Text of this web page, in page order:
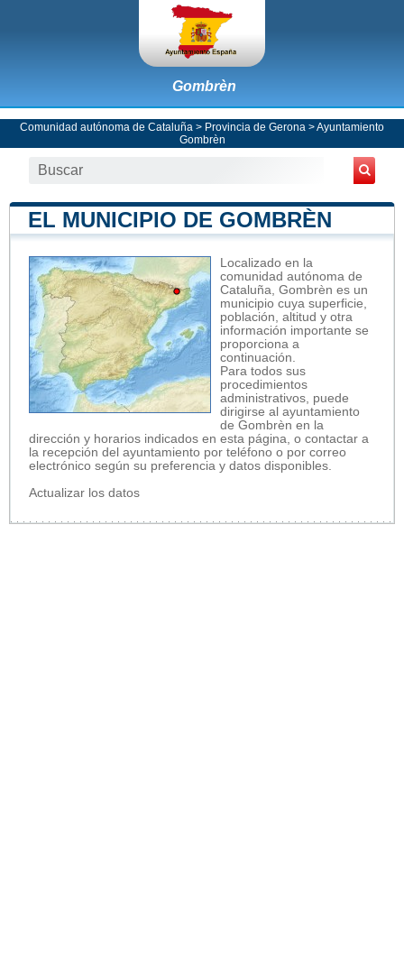
Gombrèn
Comunidad autónoma de Cataluña > Provincia de Gerona >Ayuntamiento
Gombrèn
EL MUNICIPIO DE GOMBRÈN
Localizado en la
comunidad autónoma de
Cataluña, Gombrèn es un
municipio cuya superficie,
población, altitud y otra
información importante se
proporciona a
continuación.
Para todos sus
procedimientos
administrativos, puede
dirigirse al ayuntamiento
de Gombrèn en la
dirección y horarios indicados en esta página, o contactar a
la recepción del ayuntamiento por teléfono o por correo
electrónico según su preferencia y datos disponibles.
Actualizar los datos